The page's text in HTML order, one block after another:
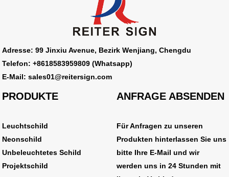
Adresse: 99 Jinxiu Avenue, Bezirk Wenjiang, Chengdu
Telefon: +8618583959809 (Whatsapp)
E-Mail: sales01@reitersign.com
PRODUKTE
Leuchtschild
Neonschild
Unbeleuchtetes Schild
Projektschild
ANFRAGE ABSENDEN
Für Anfragen zu unseren
Produkten hinterlassen Sie uns
bitte Ihre E-Mail und wir
werden uns in 24 Stunden mit